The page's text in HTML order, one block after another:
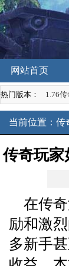
网站首页
热门版本： 1.76传
当前位置： 传
传奇玩家
在传
励和激
多新手